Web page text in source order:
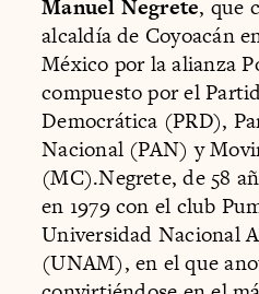
Manuel Negrete, que
alcaldía de Coyoacán
México por la alianza
compuesto por el
Democrática (PRD),
Nacional (PAN) y
(MC).Negrete, de 58
en 1979 con el club
Universidad Nacional
(UNAM), en el que